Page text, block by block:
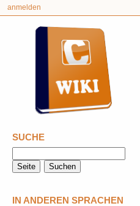
anmelden
SUCHE
IN ANDEREN SPRACHEN